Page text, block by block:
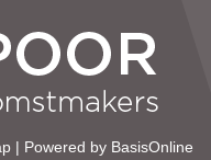
| Powered by BasisOnline